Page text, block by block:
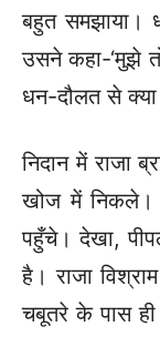
बहुत समझाया।
उसने कहा-‘मुझे
धन-दौलत से
निदान में राजा
खोज में निकले।
पहुँचे। देखा,
है। राजा
चबूतरे के पास